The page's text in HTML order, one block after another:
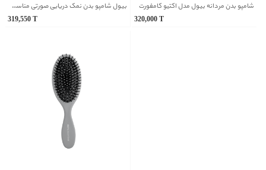
بیول شامپو بدن نمک دریایی صورتی مناسب پوست های نرمال تا چرب
319,550
شامپو بدن مردانه بیول مدل اکتیو کامفورت
320,000